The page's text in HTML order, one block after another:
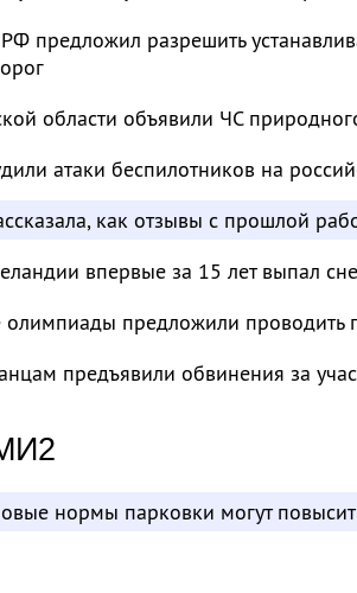
предложил разрешить
области объявили ЧС
атаки беспилотников на
как отзывы с прошлой
впервые за 15 лет выпал
предложили проводить
предъявили обвинения за
нормы парковки могут